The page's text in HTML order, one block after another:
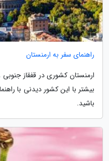
راهنمای سفر به ارمنستان
ارمنستان کشوری در قفقاز
بیشتر با این کشور دیدنی با
باشید.